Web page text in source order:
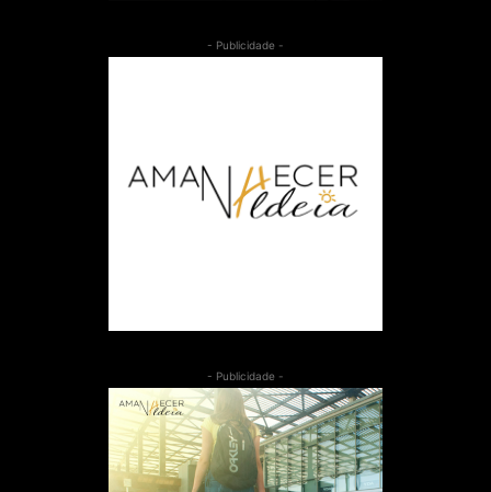
- Publicidade -
- Publicidade -